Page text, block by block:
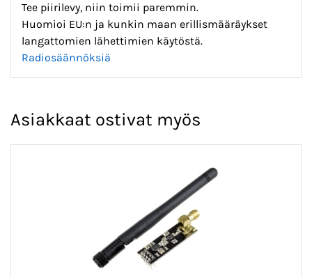
Tee piirilevy, niin toimii paremmin.
Huomioi EU:n ja kunkin maan erillismääräykset
langattomien lähettimien käytöstä.
Radiosäännöksiä
Asiakkaat ostivat myös